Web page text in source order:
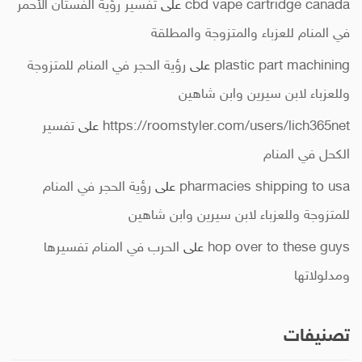
cbd vape cartridge canada على تفسير رؤية الفستان الأحمر
في المنام للعزباء والمتزوجة والمطلقة
plastic part machining على رؤية الحجر في المنام للمتزوجة
وللعزباء لابن سيرين وابن شاهين
https://roomstyler.com/users/lich365net على تفسير
الكحل في المنام
pharmacies shipping to usa على رؤية الحجر في المنام
للمتزوجة وللعزباء لابن سيرين وابن شاهين
hop over to these guys على الحرب في المنام تفسيرها
ومدلولاتها
تصنيفات